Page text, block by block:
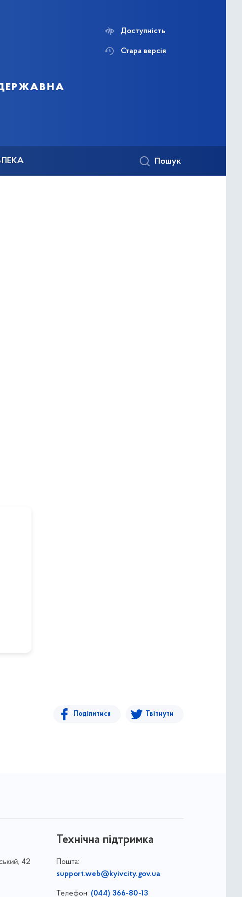
Доступність
Стара версія
Пошук
Поділитися Твітнути
42
Технічна підтримка
Пошта:
support.web@kyivcity.gov.ua
Телефон: (044) 366-80-13